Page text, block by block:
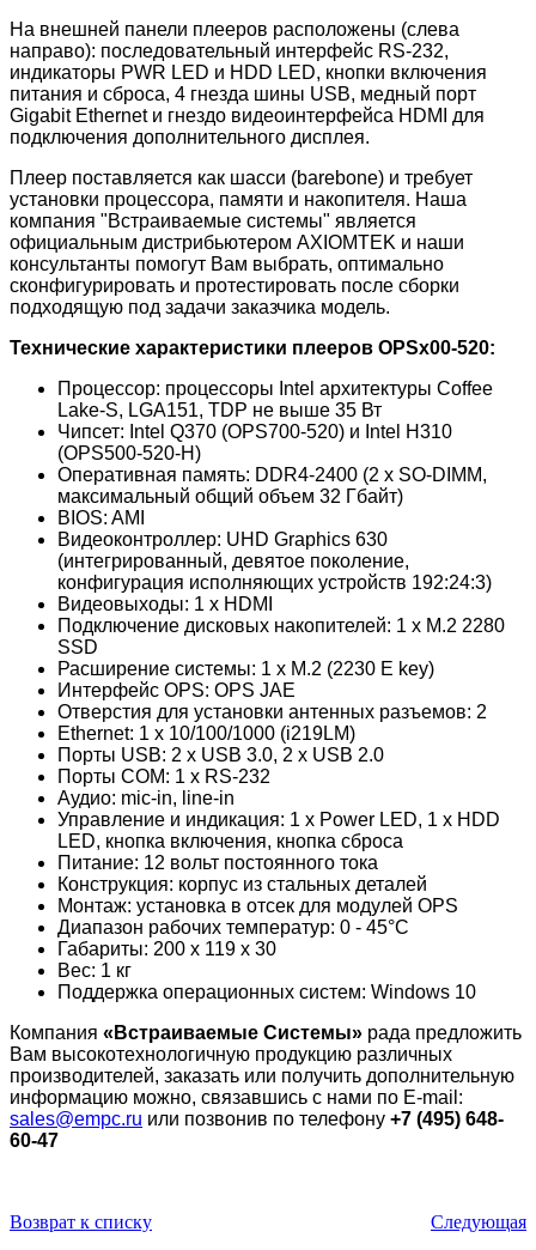
На внешней панели плееров расположены (слева
направо): последовательный интерфейс RS-232,
индикаторы PWR LED и HDD LED, кнопки включения
питания и сброса, 4 гнезда шины USB, медный порт
Gigabit Ethernet и гнездо видеоинтерфейса HDMI для
подключения дополнительного дисплея.
Плеер поставляется как шасси (barebone) и требует
установки процессора, памяти и накопителя. Наша
компания "Встраиваемые системы" является
официальным дистрибьютером AXIOMTEK и наши
консультанты помогут Вам выбрать, оптимально
сконфигурировать и протестировать после сборки
подходящую под задачи заказчика модель.
Технические характеристики плееров OPSx00-520:
Процессор: процессоры Intel архитектуры Coffee
Lake-S, LGA151, TDP не выше 35 Вт
Чипсет: Intel Q370 (OPS700-520) и Intel H310
(OPS500-520-H)
Оперативная память: DDR4-2400 (2 x SO-DIMM,
максимальный общий объем 32 Гбайт)
BIOS: AMI
Видеоконтроллер: UHD Graphics 630
(интегрированный, девятое поколение,
конфигурация исполняющих устройств 192:24:3)
Видеовыходы: 1 x HDMI
Подключение дисковых накопителей: 1 x M.2 2280
SSD
Расширение системы: 1 x M.2 (2230 E key)
Интерфейс OPS: OPS JAE
Отверстия для установки антенных разъемов: 2
Ethernet: 1 x 10/100/1000 (i219LM)
Порты USB: 2 x USB 3.0, 2 x USB 2.0
Порты COM: 1 x RS-232
Аудио: mic-in, line-in
Управление и индикация: 1 x Power LED, 1 x HDD
LED, кнопка включения, кнопка сброса
Питание: 12 вольт постоянного тока
Конструкция: корпус из стальных деталей
Монтаж: установка в отсек для модулей OPS
Диапазон рабочих температур: 0 - 45°C
Габариты: 200 x 119 x 30
Вес: 1 кг
Поддержка операционных систем: Windows 10
Компания «Встраиваемые Cистемы» рада предложить
Вам высокотехнологичную продукцию различных
производителей, заказать или получить дополнительную
информацию можно, связавшись с нами по E-mail:
sales@empc.ru или позвонив по телефону +7 (495) 648-
60-47
Возврат к списку
Следующая